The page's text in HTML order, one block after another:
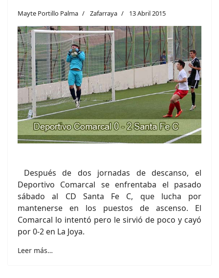
Mayte Portillo Palma Zafarraya 13 Abril 2015
Después de dos jornadas de descanso, el
Deportivo Comarcal se enfrentaba el pasado
sábado al CD Santa Fe C, que lucha por
mantenerse en los puestos de ascenso. El
Comarcal lo intentó pero le sirvió de poco y cayó
por 0-2 en La Joya.
Leer más…